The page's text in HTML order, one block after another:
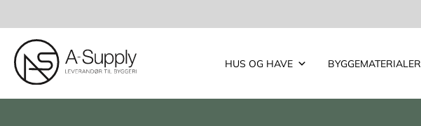
HUS OG HAVE BYGGEMATERIALER